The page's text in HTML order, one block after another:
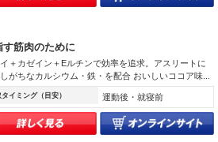
す筋肉のために
＋カゼイン＋Eルチンで効率を追求。アスリートに
がちなカルシウム・鉄・を配合 おいしいココア味...
イミング（目安） 運動後・就寝前